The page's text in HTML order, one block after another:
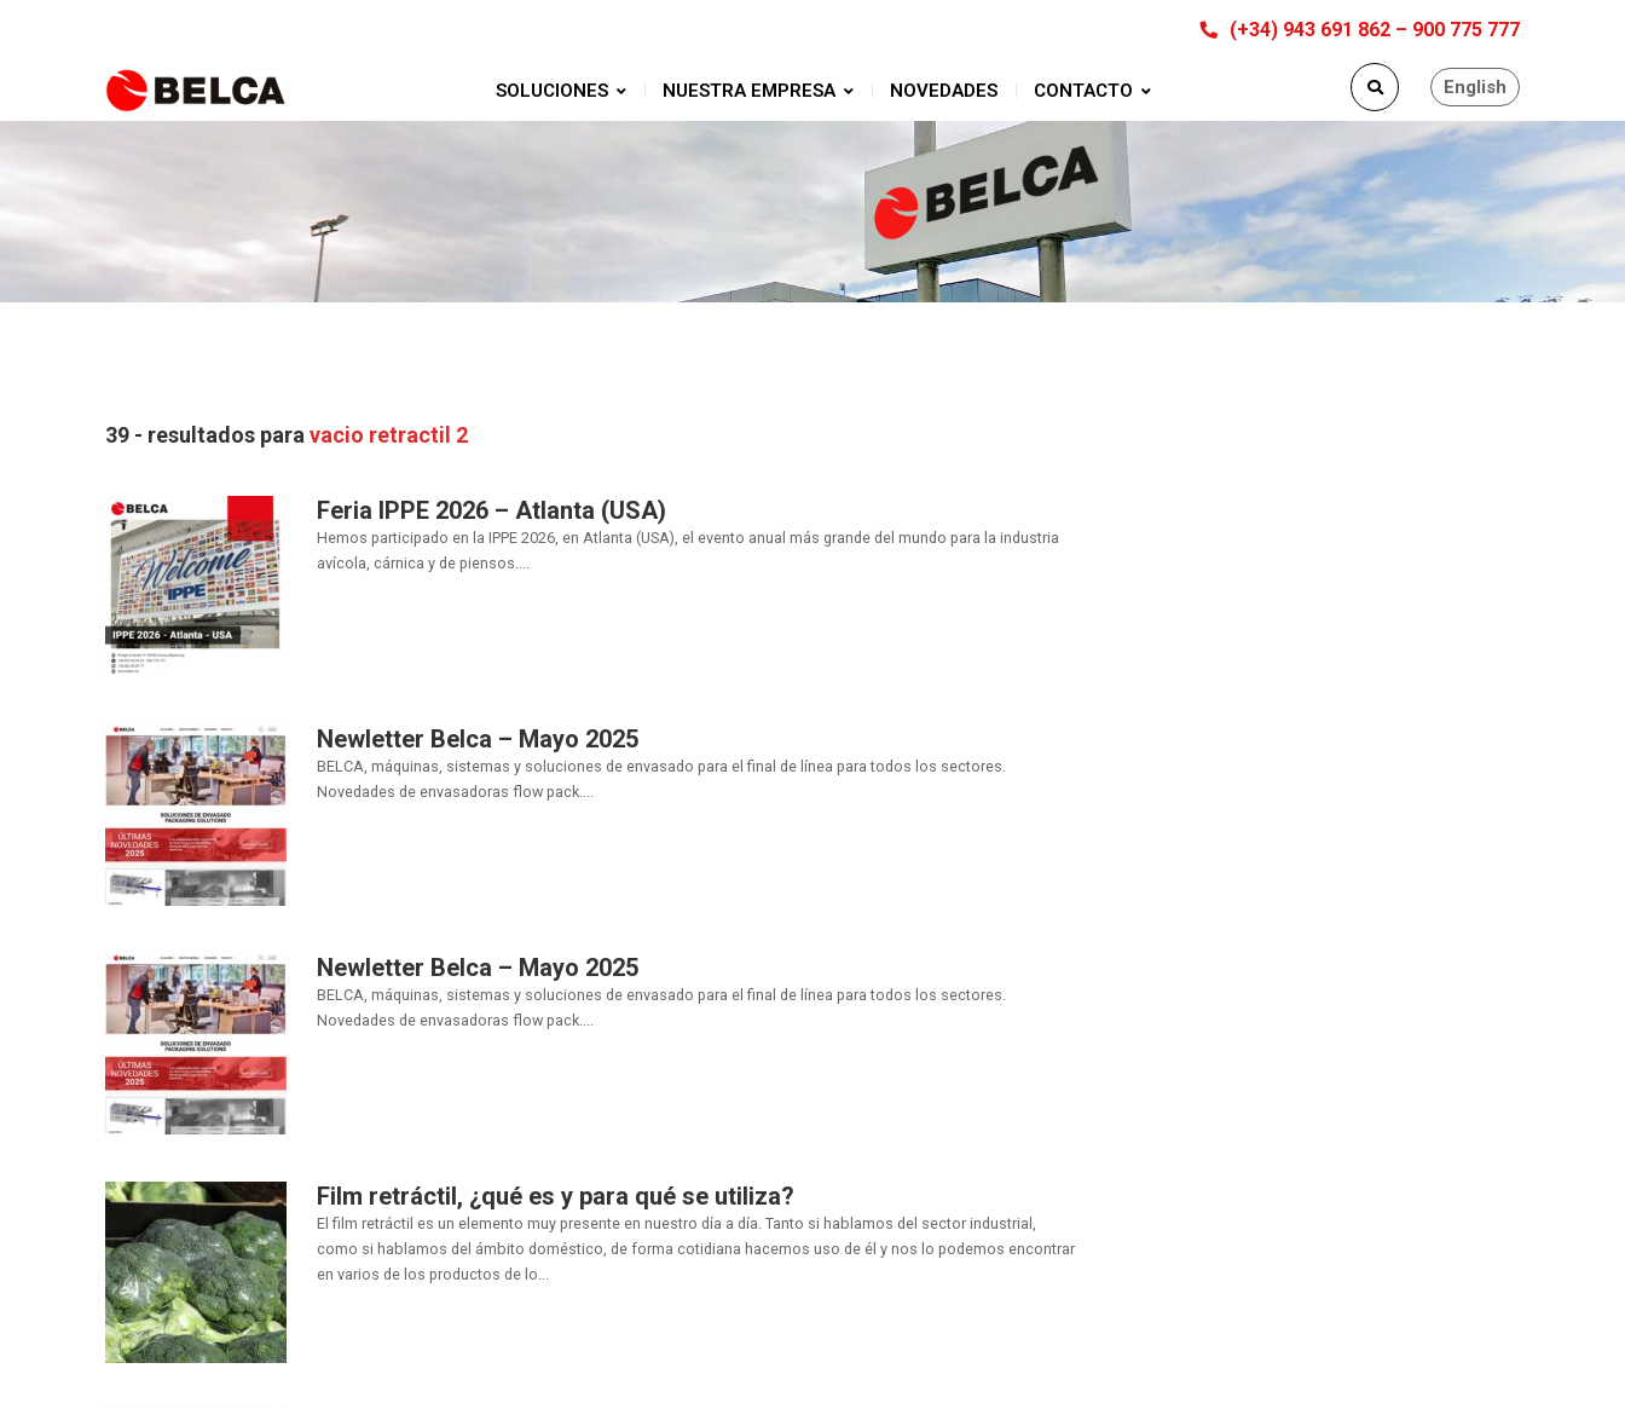
(+34) 943 691 862 – 900 775 777
English
SOLUCIONES NUESTRA EMPRESA NOVEDADES CONTACTO
39 - resultados para vacio retractil 2
Feria IPPE 2026 – Atlanta (USA)
Hemos participado en la IPPE 2026, en Atlanta (USA), el evento anual más grande del mundo para la industria
avícola, cárnica y de piensos....
Newletter Belca – Mayo 2025
BELCA, máquinas, sistemas y soluciones de envasado para el final de línea para todos los sectores.
Novedades de envasadoras flow pack....
Newletter Belca – Mayo 2025
BELCA, máquinas, sistemas y soluciones de envasado para el final de línea para todos los sectores.
Novedades de envasadoras flow pack....
Film retráctil, ¿qué es y para qué se utiliza?
El film retráctil es un elemento muy presente en nuestro día a día. Tanto si hablamos del sector industrial,
como si hablamos del ámbito doméstico, de forma cotidiana hacemos uso de él y nos lo podemos encontrar
en varios de los productos de lo...